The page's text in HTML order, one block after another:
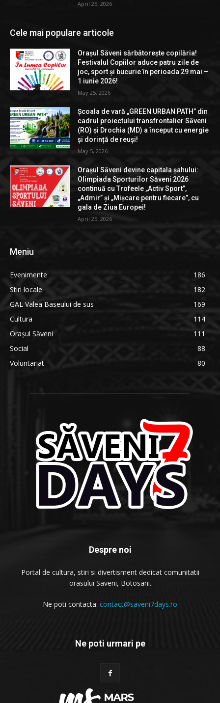
April 25, 2026
Cele mai populare articole
Orașul Săveni sărbătorește copilăria!
Festivalul Copiilor aduce patru zile de
joc, sport și bucurie în perioada 29 mai –
1 iunie 2026!
May 25, 2026
Școala de vară „GREEN URBAN PATH” din
cadrul proiectului transfrontalier Săveni
(RO) și Drochia (MD) a început cu energie
și dorință de reuși!
May 5, 2026
Orașul Săveni devine capitala șahului:
Olimpiada Sporturilor Săveni 2026
continuă cu Trofeele „Activ Sport”,
„Admir” și „Mișcare pentru fiecare”, cu
gala de Ziua Europei!
April 25, 2026
Meniu
Evenimente
186
Stiri locale
182
GAL Valea Baseului de sus
169
Cultura
114
Orașul Săveni
111
Social
88
Voluntariat
80
Despre noi
Portal de cultura, stiri si divertisment dedicat comunitatii
orasului Saveni, Botosani.
Ne poti contacta: contact@saveni7days.ro
Ne poti urmari pe